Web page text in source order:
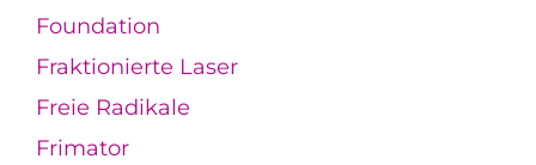
Foundation
Fraktionierte Laser
Freie Radikale
Frimator